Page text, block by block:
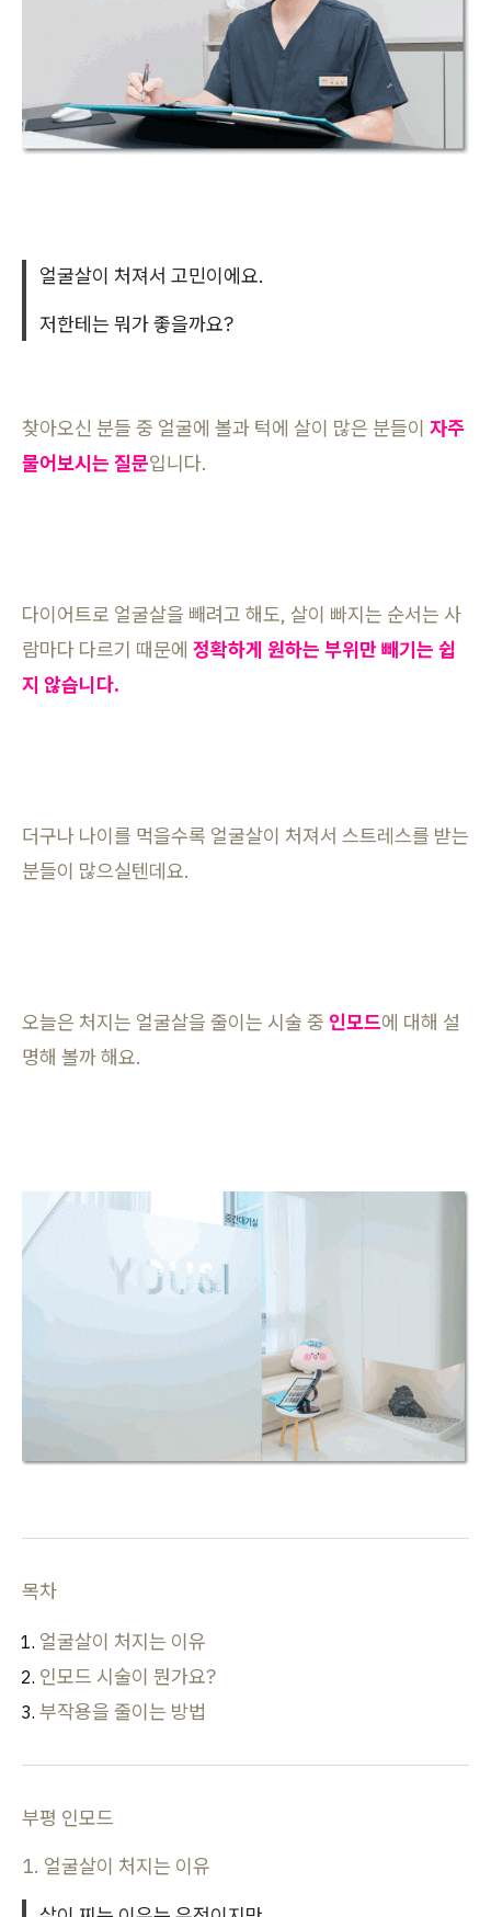
얼굴살이 처져서 고민이에요.
저한테는 뭐가 좋을까요?
찾아오신 분들 중 얼굴에 볼과 턱에 살이 많은 분들이 자주
물어보시는 질문입니다.
다이어트로 얼굴살을 빼려고 해도, 살이 빠지는 순서는 사
람마다 다르기 때문에 정확하게 원하는 부위만 빼기는 쉽
지 않습니다.
더구나 나이를 먹을수록 얼굴살이 처져서 스트레스를 받는
분들이 많으실텐데요.
오늘은 처지는 얼굴살을 줄이는 시술 중 인모드에 대해 설
명해 볼까 해요.
목차
얼굴살이 처지는 이유
인모드 시술이 뭔가요?
부작용을 줄이는 방법
부평 인모드
1. 얼굴살이 처지는 이유